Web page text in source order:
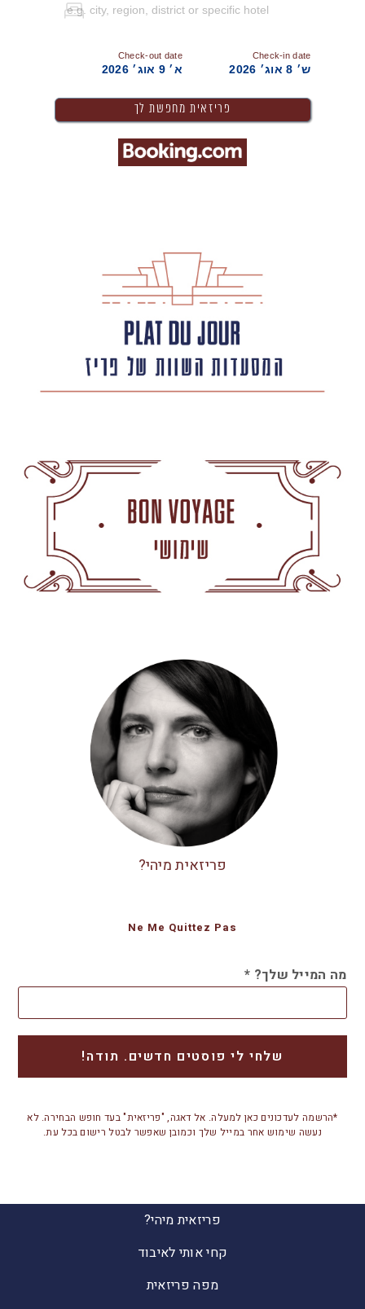
Check-in date
ש׳ 8 אוג׳ 2026
Check-out date
א׳ 9 אוג׳ 2026
פריזאית מיהי?
Ne Me Quittez Pas
מה המייל שלך? *
*הרשמה לעדכונים כאן למעלה. אל דאגה, "פריזאית" בעד חופש הבחירה. לא
נעשה שימוש אחר במייל שלך וכמובן שאפשר לבטל רישום בכל עת.
פריזאית מיהי?
קחי אותי לאיבוד
מפה פריזאית